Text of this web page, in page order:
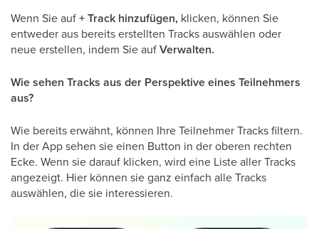
Wenn Sie auf+ Track hinzufügen, klicken, können Sie
entweder aus bereits erstellten Tracks auswählen oder
neue erstellen, indem Sie aufVerwalten.
Wie sehen Tracks aus der Perspektive eines Teilnehmers
aus?
Wie bereits erwähnt, können Ihre Teilnehmer Tracks filtern.
In der App sehen sie einen Button in der oberen rechten
Ecke. Wenn sie darauf klicken, wird eine Liste aller Tracks
angezeigt. Hier können sie ganz einfach alle Tracks
auswählen, die sie interessieren.